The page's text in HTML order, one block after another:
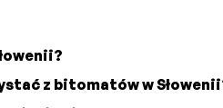
z bitomatów w